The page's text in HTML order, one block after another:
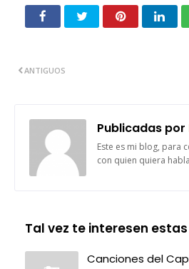
ANTIGUOS
Publicadas por
Este es mi blog, para
con quien quiera
Tal vez te interesen
Canciones del